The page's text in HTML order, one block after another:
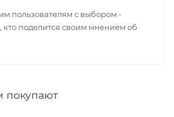
пользователям с выбором -
кто поделится своим мнением об
покупают